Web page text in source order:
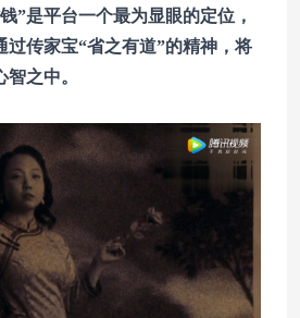
”是平台一个最为显眼的定位，
过传家宝“省之有道”的精神，将
之中。